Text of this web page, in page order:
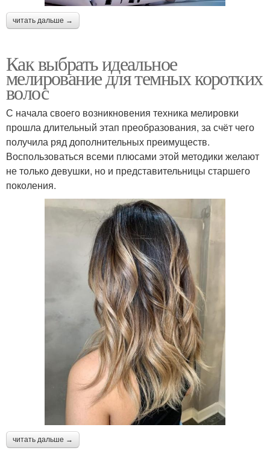
читать дальше →
Как выбрать идеальное
мелирование для темных коротких
волос
С начала своего возникновения техника мелировки
прошла длительный этап преобразования, за счёт чего
получила ряд дополнительных преимуществ.
Воспользоваться всеми плюсами этой методики желают
не только девушки, но и представительницы старшего
поколения.
читать дальше →